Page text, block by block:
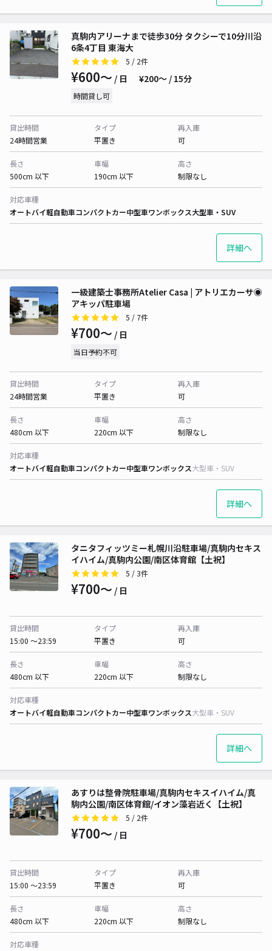
真駒内アリーナまで徒歩30分 タクシーで10分川沿
6条4丁目 東海大
5 / 2件
¥600〜 / 日 ¥200〜 / 15分
時間貸し可
貸出時間
24時間営業
タイプ
平置き
再入庫
可
長さ
500cm 以下
車幅
190cm 以下
高さ
制限なし
対応車種
オートバイ軽自動車コンパクトカー中型車ワンボックス大型車・SUV
詳細へ
一級建築士事務所Atelier Casa | アトリエカーサ◉
アキッパ駐車場
5 / 7件
¥700〜 / 日
当日予約不可
貸出時間
24時間営業
タイプ
平置き
再入庫
可
長さ
480cm 以下
車幅
220cm 以下
高さ
制限なし
対応車種
オートバイ軽自動車コンパクトカー中型車ワンボックス大型車・SUV
詳細へ
タニタフィッツミー札幌川沿駐車場/真駒内セキス
イハイム/真駒内公園/南区体育館【土祝】
5 / 3件
¥700〜 / 日
貸出時間
15:00 〜23:59
タイプ
平置き
再入庫
可
長さ
480cm 以下
車幅
220cm 以下
高さ
制限なし
対応車種
オートバイ軽自動車コンパクトカー中型車ワンボックス大型車・SUV
詳細へ
あすりは整骨院駐車場/真駒内セキスイハイム/真
駒内公園/南区体育館/イオン藻岩近く【土祝】
5 / 2件
¥700〜 / 日
貸出時間
15:00 〜23:59
タイプ
平置き
再入庫
可
長さ
480cm 以下
車幅
220cm 以下
高さ
制限なし
対応車種